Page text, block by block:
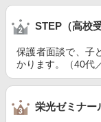
STEP（高校
保護者面談で、子
かります。（40代
栄光ゼミナー